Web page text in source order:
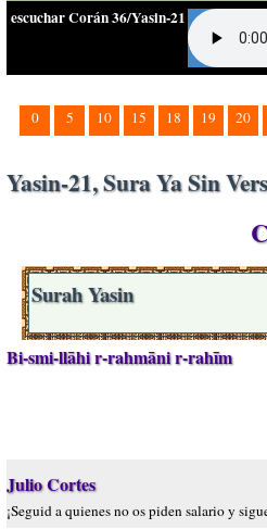
escuchar Corán 36/Yasin-21
0 5 10 15 18 19 20
Yasin-21, Sura Ya Sin
Surah Yasin
Bi-smi-llāhi r-rahmāni r-rahīm
Julio Cortes
¡Seguid a quienes no os piden salario y